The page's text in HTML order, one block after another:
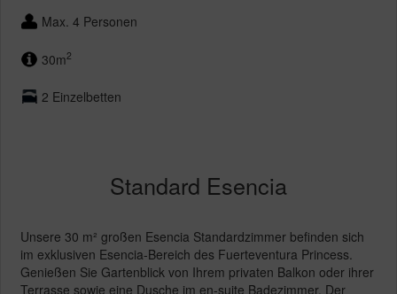
Max. 4 Personen
30m2
2 Einzelbetten
Standard Esencia
Unsere 30 m² großen Esencia Standardzimmer befinden sich
im exklusiven Esencia-Bereich des Fuerteventura Princess.
Genießen Sie Gartenblick von Ihrem privaten Balkon oder ihrer
Terrasse sowie eine Dusche im en-suite Badezimmer. Der